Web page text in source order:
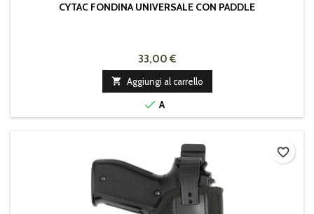
CYTAC FONDINA UNIVERSALE CON PADDLE
33,00 €
 Aggiungi al carrello
 A
favorite_border